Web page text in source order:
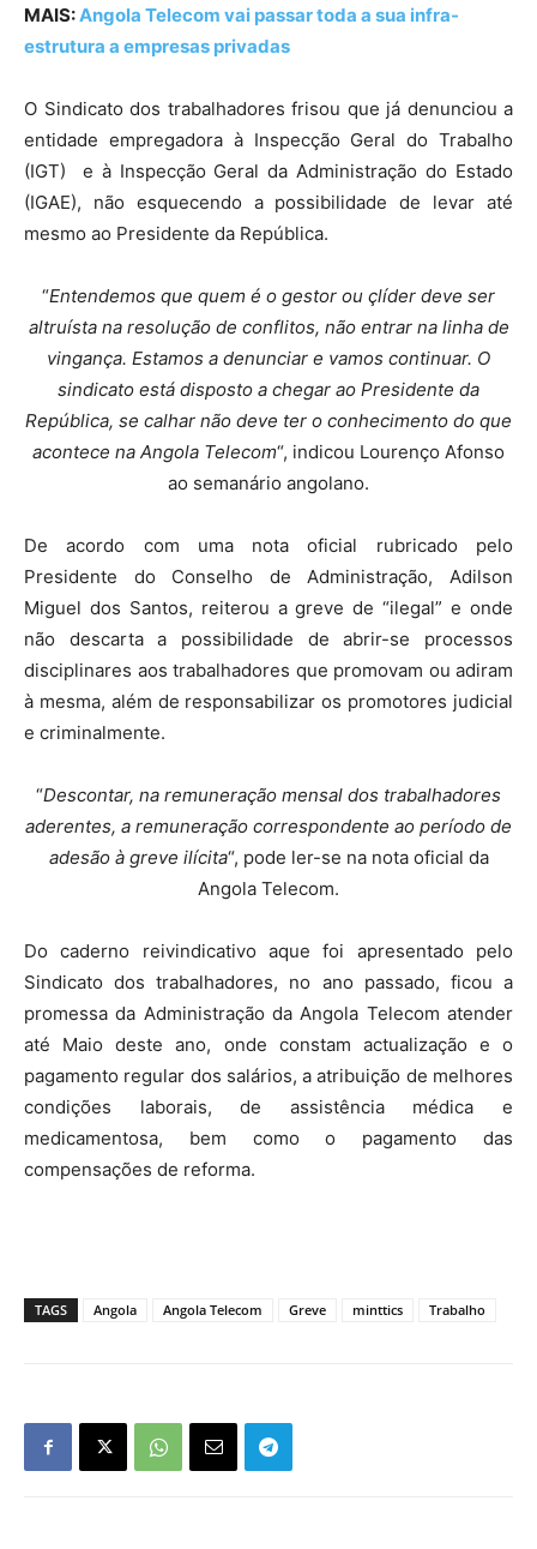
MAIS:Angola Telecom vai passar toda a sua infra-
estrutura a empresas privadas
O Sindicato dos trabalhadores frisou que já denunciou a
entidade empregadora à Inspecção Geral do Trabalho
(IGT) e à Inspecção Geral da Administração do Estado
(IGAE), não esquecendo a possibilidade de levar até
mesmo ao Presidente da República.
“Entendemos que quem é o gestor ou çlíder deve ser
altruísta na resolução de conflitos, não entrar na linha de
vingança. Estamos a denunciar e vamos continuar. O
sindicato está disposto a chegar ao Presidente da
República, se calhar não deve ter o conhecimento do que
acontece na Angola Telecom“, indicou Lourenço Afonso
ao semanário angolano.
De acordo com uma nota oficial rubricado pelo
Presidente do Conselho de Administração, Adilson
Miguel dos Santos, reiterou a greve de “ilegal” e onde
não descarta a possibilidade de abrir-se processos
disciplinares aos trabalhadores que promovam ou adiram
à mesma, além de responsabilizar os promotores judicial
e criminalmente.
“Descontar, na remuneração mensal dos trabalhadores
aderentes, a remuneração correspondente ao período de
adesão à greve ilícita“, pode ler-se na nota oficial da
Angola Telecom.
Do caderno reivindicativo aque foi apresentado pelo
Sindicato dos trabalhadores, no ano passado, ficou a
promessa da Administração da Angola Telecom atender
até Maio deste ano, onde constam actualização e o
pagamento regular dos salários, a atribuição de melhores
condições laborais, de assistência médica e
medicamentosa, bem como o pagamento das
compensações de reforma.
TAGS Angola Angola Telecom Greve minttics Trabalho